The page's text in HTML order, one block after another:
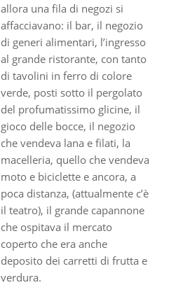
allora una fila di negozi si
affacciavano: il bar, il negozio
di generi alimentari, l’ingresso
al grande ristorante, con tanto
di tavolini in ferro di colore
verde, posti sotto il pergolato
del profumatissimo glicine, il
gioco delle bocce, il negozio
che vendeva lana e filati, la
macelleria, quello che vendeva
moto e biciclette e ancora, a
poca distanza, (attualmente c’è
il teatro), il grande capannone
che ospitava il mercato
coperto che era anche
deposito dei carretti di frutta e
verdura.